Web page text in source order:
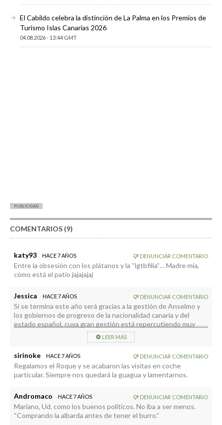
El Cabildo celebra la distinción de La Palma en los Premios de
Turismo Islas Canarias 2026
04.08.2026 - 13:44 GMT
PUBLICIDAD
COMENTARIOS (9)
katy93 HACE 7 AÑOS DENUNCIAR COMENTARIO
Entre la obsesión con los plátanos y la “lgtbfilia”… Madre mía,
cómo está el patio jajajajaj
Jessica HACE 7 AÑOS DENUNCIAR COMENTARIO
Si se termina este año será gracias a la gestión de Anselmo y
los gobiernos de progreso de la nacionalidad canaria y del
estado español, cuya gran gestión está repercutiendo muy
positivamente en la mejora de la calidad de vida de todos y
todas los y las ciudadanos y ciudadanas palmeros y palmeras,
día a día, gracias a nuestros y nuestras gestores y gestoras
progresistas, se hace realidad la utopía de una sociedad más
justa, sostenible, inclusiva, igualitaria, lgtbifílica, ecofeminista y
Aunque no soy de ningún partido, tengo que reconocer los
avances que se están produciendo y que ya estamos
disfrutando todos y todas.
LEER MÁS
sirinoke HACE 7 AÑOS DENUNCIAR COMENTARIO
Regalamos el Roque y se acabaron las visitas en coche
particular. Siempre nos quedará la guagua y lamentarnos.
Andromaco HACE 7 AÑOS DENUNCIAR COMENTARIO
Mariano, Ud. como los buenos políticos. No iba a ser menos.
“Comprando la albarda antes de tener el burro.”